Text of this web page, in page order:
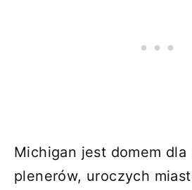
Michigan jest domem dla
plenerów, uroczych